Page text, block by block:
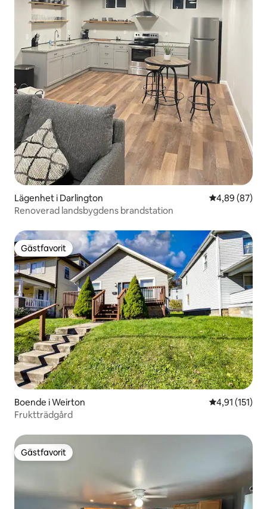
Lägenhet i Darlington 4,89 av 5 i
4,89 (87)
Renoverad landsbygdens brandstation
Gästfavorit
Gästfavorit
Boende i Weirton 4,91 av 5 i
4,91 (151)
Fruktträdgård
Gästfavorit
Gästfavorit